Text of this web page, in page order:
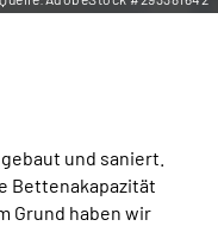
und saniert.
Bettenakapazität
Grund haben wir